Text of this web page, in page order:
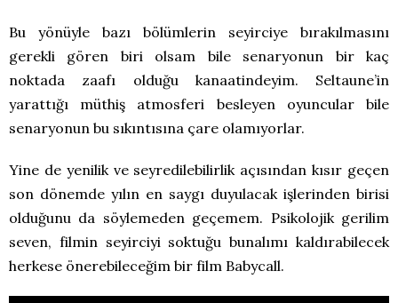
Bu yönüyle bazı bölümlerin seyirciye bırakılmasını
gerekli gören biri olsam bile senaryonun bir kaç
noktada zaafı olduğu kanaatindeyim. Seltaune’in
yarattığı müthiş atmosferi besleyen oyuncular bile
senaryonun bu sıkıntısına çare olamıyorlar.
Yine de yenilik ve seyredilebilirlik açısından kısır geçen
son dönemde yılın en saygı duyulacak işlerinden birisi
olduğunu da söylemeden geçemem. Psikolojik gerilim
seven, filmin seyirciyi soktuğu bunalımı kaldırabilecek
herkese önerebileceğim bir film Babycall.